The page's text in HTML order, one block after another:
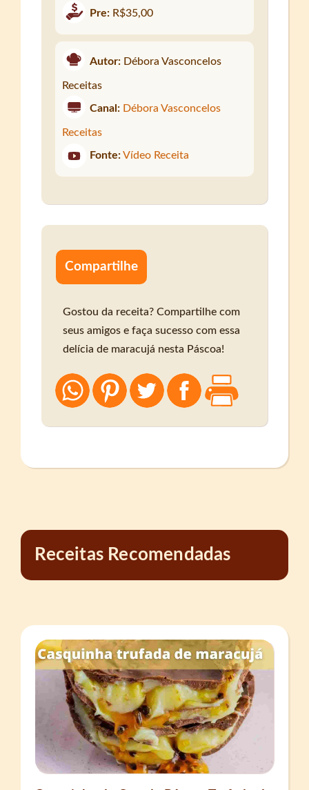
Pre: R$35,00
Autor: Débora Vasconcelos
Receitas
Canal: Débora Vasconcelos
Receitas
Fonte: Vídeo Receita
Compartilhe
Gostou da receita? Compartilhe com
seus amigos e faça sucesso com essa
delícia de maracujá nesta Páscoa!
Receitas Recomendadas